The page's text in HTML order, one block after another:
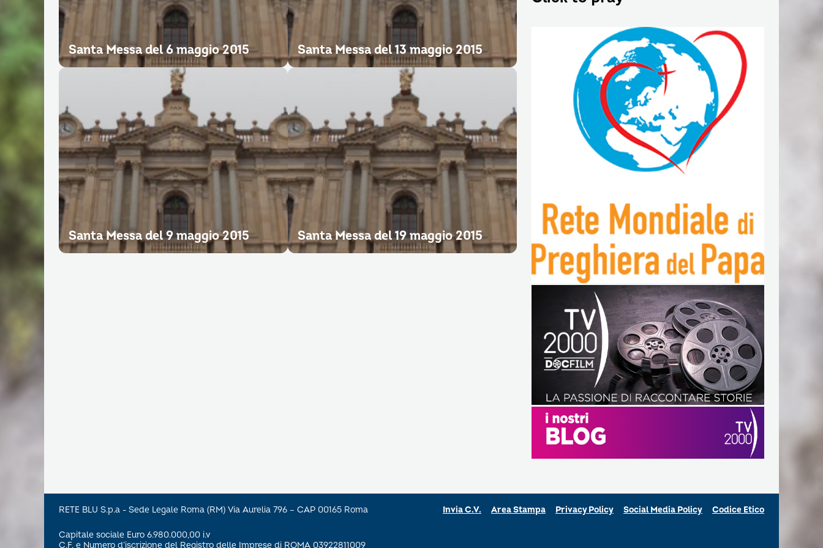
Santa Messa del 6 maggio 2015 Santa Messa del 13 maggio 2015
Santa Messa del 9 maggio 2015 Santa Messa del 19 maggio 2015
RETE BLU S.p.a - Sede Legale Roma (RM) Via Aurelia 796 – CAP 00165 Roma
Capitale sociale Euro 6.980.000,00 i.v
C.F. e Numero d’iscrizione del Registro delle Imprese di ROMA 03922811009
Invia C.V. Area Stampa Privacy Policy Social Media Policy Codice Etico